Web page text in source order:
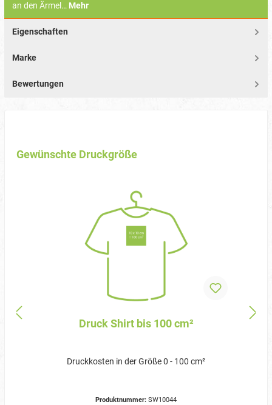
an den Ärmel… Mehr
Eigenschaften
Marke
Bewertungen
Gewünschte Druckgröße
Druck Shirt bis 100 cm²
Druckkosten in der Größe 0 - 100 cm²
Produktnummer: SW10044